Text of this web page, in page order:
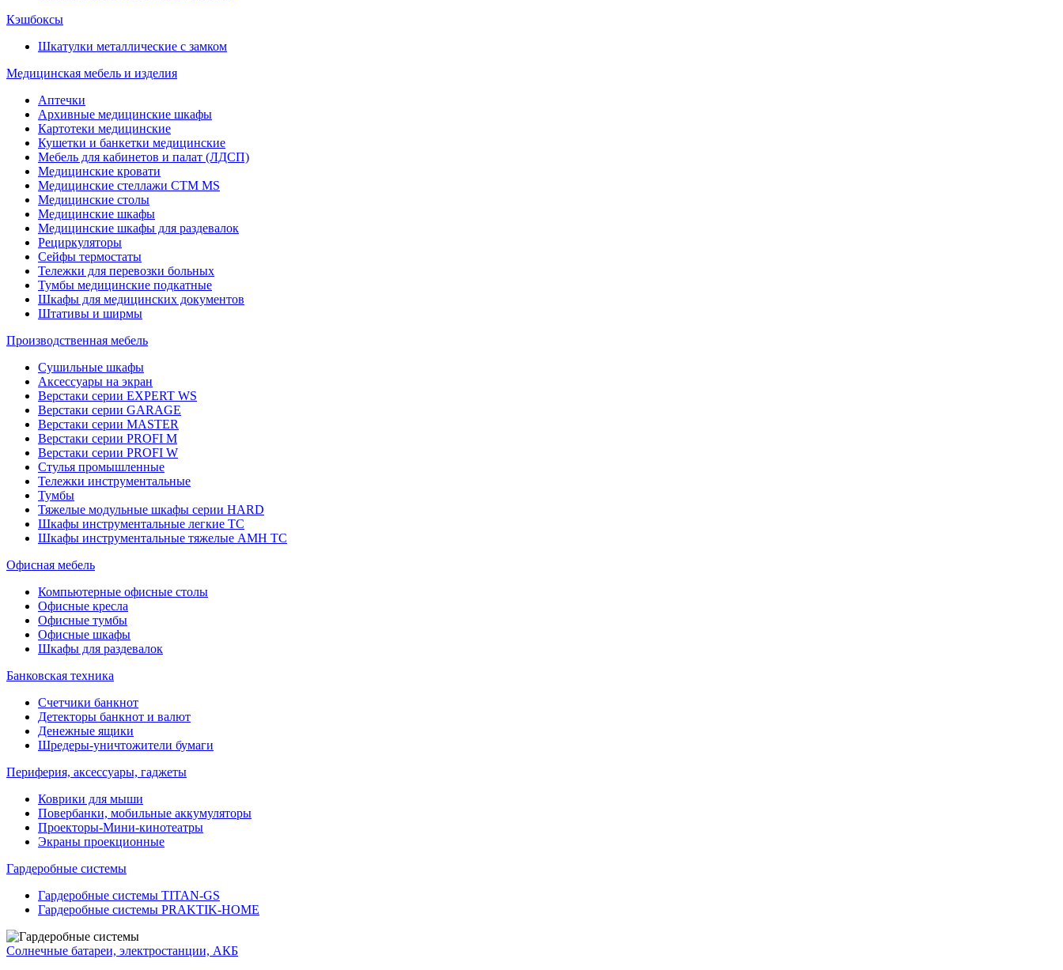
Кэшбоксы
Шкатулки металлические с замком
Медицинская мебель и изделия
Аптечки
Архивные медицинские шкафы
Картотеки медицинские
Кушетки и банкетки медицинские
Мебель для кабинетов и палат (ЛДСП)
Медицинские кровати
Медицинские стеллажи CTM MS
Медицинские столы
Медицинские шкафы
Медицинские шкафы для раздевалок
Рециркуляторы
Сейфы термостаты
Тележки для перевозки больных
Тумбы медицинские подкатные
Шкафы для медицинских документов
Штативы и ширмы
Производственная мебель
Cушильные шкафы
Аксессуары на экран
Верстаки серии EXPERT WS
Верстаки серии GARAGE
Верстаки серии MASTER
Верстаки серии PROFI M
Верстаки серии PROFI W
Стулья промышленные
Тележки инструментальные
Тумбы
Тяжелые модульные шкафы серии HARD
Шкафы инструментальные легкие ТС
Шкафы инструментальные тяжелые AMH TC
Офисная мебель
Компьютерные офисные столы
Офисные кресла
Офисные тумбы
Офисные шкафы
Шкафы для раздевалок
Банковская техника
Счетчики банкнот
Детекторы банкнот и валют
Денежные ящики
Шредеры-уничтожители бумаги
Периферия, аксессуары, гаджеты
Коврики для мыши
Повербанки, мобильные аккумуляторы
Проекторы-Мини-кинотеатры
Экраны проекционные
Гардеробные системы
Гардеробные системы TITAN-GS
Гардеробные системы PRAKTIK-HOME
Солнечные батареи, электростанции, АКБ